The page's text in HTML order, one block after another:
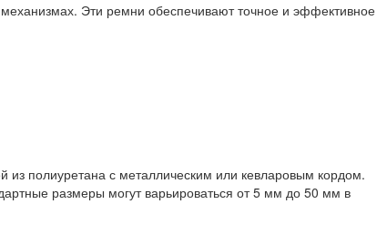
Эти ремни обеспечивают точное и эффективное
из полиуретана с металлическим или кевларовым кордом.
размеры могут варьироваться от 5 мм до 50 мм в